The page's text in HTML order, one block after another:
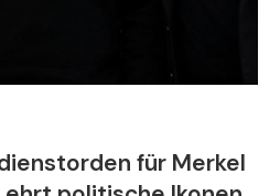
für Merkel